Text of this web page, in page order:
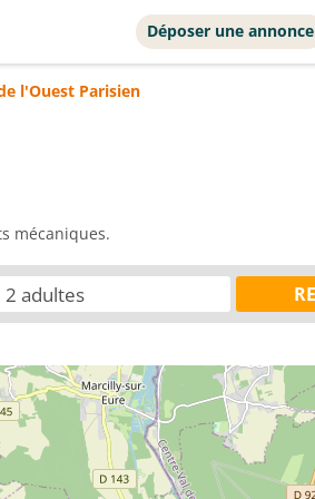
Déposer une annonce
l'Ouest Parisien
mécaniques.